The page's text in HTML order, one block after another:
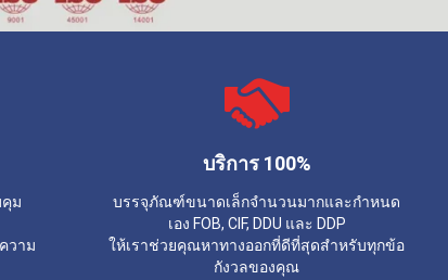
ม
วาม
บริการ 100%
บรรจุภัณฑ์ขนาดเล็กจำนวนมากและกำหนด
เอง FOB, CIF, DDU และ DDP
ให้เราช่วยคุณหาทางออกที่ดีที่สุดสำหรับทุกข้อ
กังวลของคุณ